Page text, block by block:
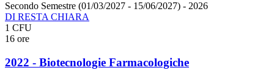
Secondo Semestre (01/03/2027 - 15/06/2027) - 2026
DI RESTA CHIARA
1 CFU
16 ore
2022 - Biotecnologie Farmacologiche